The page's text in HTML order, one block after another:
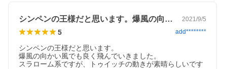
シンペンの王様だと思います。爆風の向か… 2021/9/5
5 add********
シンペンの王様だと思います。
爆風の向かい風でも良く飛んでいきました。
スラローム系ですが、トゥイッチの動きが素晴らしいです